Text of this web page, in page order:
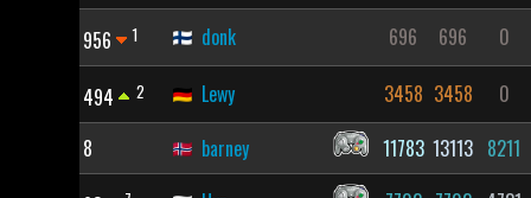
956 1 donk 696 696 0
494 2 Lewy 3458 3458
0
8
barney 11783 13113 8211